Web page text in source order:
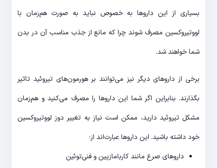
بسیاری از این داروها به خصوص نباید به صورت هم‌زمان با
لووتیروکسین مصرف شوند چرا که مانع از جذب مناسب آن در بدن
شما خواهند شد.
برخی از داروهای دیگر نیز می‌توانند بر هورمون‌های تیروئید تاثیر
بگذارند. بنابراین اگر شما این داروها را مصرف می‌کنید و هم‌زمان
مشکل تیروئید دارید، ممکن است نیاز به تغییر دوز لووتیروکسین
خود داشته باشید. این داروها عبارت‌اند از:
داروهای صرع مانند کاربامازپین و فنی‌توئین